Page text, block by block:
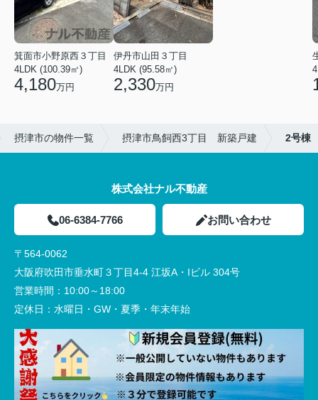
箕面市小野原西３丁目
4LDK (100.39㎡)
4,180万円
伊丹市山田３丁目
4LDK (95.58㎡)
2,330万円
摂津市の物件一覧 摂津市鳥飼西3丁目 新築戸建 2号棟
株式会社ナル不動産
06-6384-7766 お問い合わせ
〒564-0062
大阪府吹田市垂水町３丁目4-4 江坂A・Iビル 304号
営業時間： 10:00～18:00
定休日： 水曜日・GW・夏季・年末年始